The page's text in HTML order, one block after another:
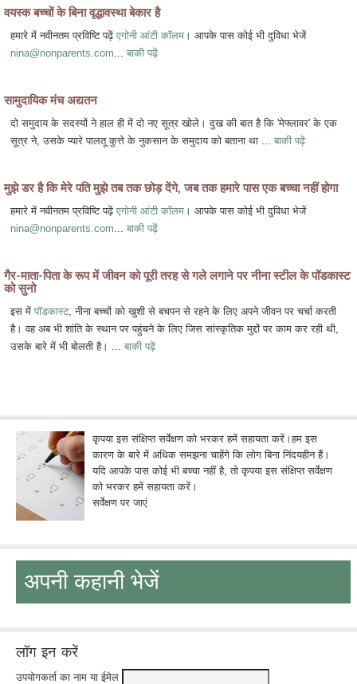
वयस्क बच्चों के बिना वृद्धावस्था बेकार है
हमारे में नवीनतम प्रविष्टि पढ़ें एगोनी आंटी कॉलम । आपके पास कोई भी दुविधा भेजें
nina@nonparents.com... बाकी पढ़ें
सामुदायिक मंच अद्यतन
दो समुदाय के सदस्यों ने हाल ही में दो नए सूत्र खोले। दुख की बात है कि 'मेफ्लावर' के एक
सूत्र ने, उसके प्यारे पालतू कुत्ते के नुकसान के समुदाय को बताना था ... बाकी पढ़ें
मुझे डर है कि मेरे पति मुझे तब तक छोड़ देंगे, जब तक हमारे पास एक बच्चा नहीं होगा
हमारे में नवीनतम प्रविष्टि पढ़ें एगोनी आंटी कॉलम । आपके पास कोई भी दुविधा भेजें
nina@nonparents.com... बाकी पढ़ें
गैर-माता-पिता के रूप में जीवन को पूरी तरह से गले लगाने पर नीना स्टील के पॉडकास्ट
को सुनो
इस में पॉडकास्ट, नीना बच्चों को खुशी से बचपन से रहने के लिए अपने जीवन पर चर्चा करती
है। वह अब भी शांति के स्थान पर पहुंचने के लिए जिस सांस्कृतिक मुद्दों पर काम कर रही थी,
उसके बारे में भी बोलती है। ... बाकी पढ़ें
कृपया इस संक्षिप्त सर्वेक्षण को भरकर हमें सहायता करें।हम इस
कारण के बारे में अधिक समझना चाहेंगे कि लोग बिना निंदयहीन हैं।
यदि आपके पास कोई भी बच्चा नहीं है, तो कृपया इस संक्षिप्त सर्वेक्षण
को भरकर हमें सहायता करें।
सर्वेक्षण पर जाएं
अपनी कहानी भेजें
लॉग इन करें
उपयोगकर्ता का नाम या ईमेल